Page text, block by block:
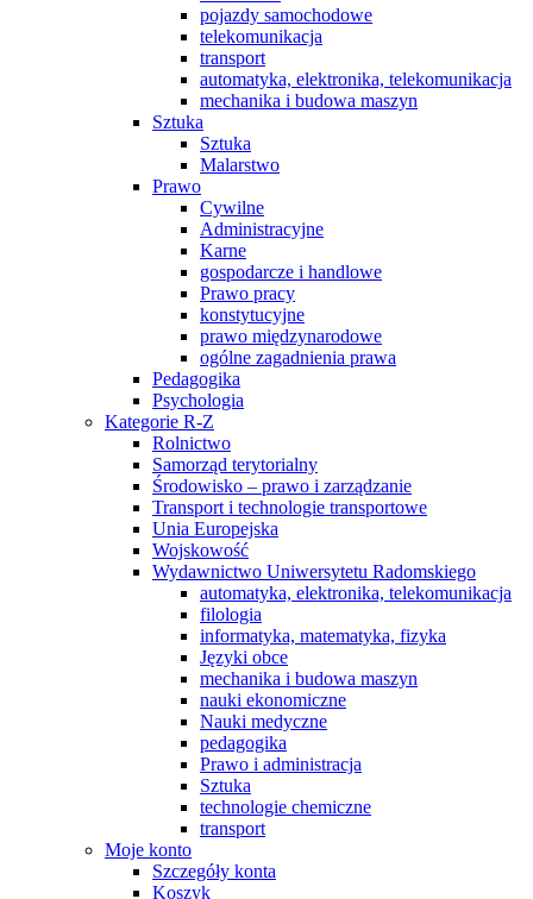
pojazdy samochodowe
telekomunikacja
transport
automatyka, elektronika, telekomunikacja
mechanika i budowa maszyn
Sztuka
Sztuka
Malarstwo
Prawo
Cywilne
Administracyjne
Karne
gospodarcze i handlowe
Prawo pracy
konstytucyjne
prawo międzynarodowe
ogólne zagadnienia prawa
Pedagogika
Psychologia
Kategorie R-Z
Rolnictwo
Samorząd terytorialny
Środowisko – prawo i zarządzanie
Transport i technologie transportowe
Unia Europejska
Wojskowość
Wydawnictwo Uniwersytetu Radomskiego
automatyka, elektronika, telekomunikacja
filologia
informatyka, matematyka, fizyka
Języki obce
mechanika i budowa maszyn
nauki ekonomiczne
Nauki medyczne
pedagogika
Prawo i administracja
Sztuka
technologie chemiczne
transport
Moje konto
Szczegóły konta
Koszyk